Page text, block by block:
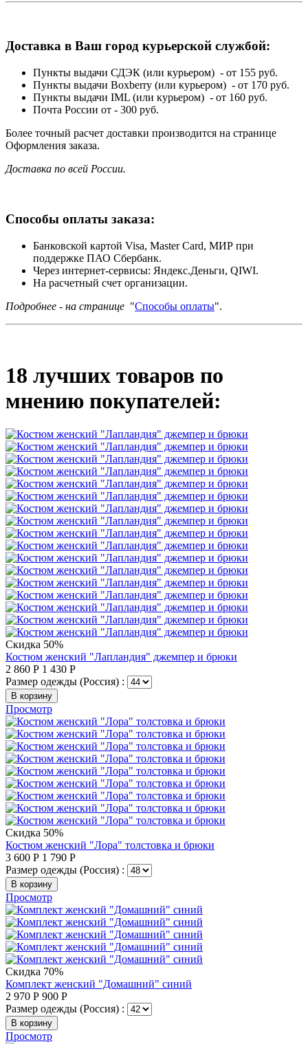
Доставка в Ваш город курьерской службой:
Пункты выдачи СДЭК (или курьером) - от 155 руб.
Пункты выдачи Boxberry (или курьером) - от 170 руб.
Пункты выдачи IML (или курьером) - от 160 руб.
Почта России от - 300 руб.
Более точный расчет доставки производится на странице
Оформления заказа.
Доставка по всей России.
Способы оплаты заказа:
Банковской картой Visa, Master Card, МИР при
поддержке ПАО Сбербанк.
Через интернет-сервисы: Яндекс.Деньги, QIWI.
На расчетный счет организации.
Подробнее - на странице "Способы оплаты".
18 лучших товаров по
мнению покупателей:
Скидка 50%
Костюм женский "Лапландия" джемпер и брюки
2 860 Р 1 430 Р
Размер одежды (Россия) :
В корзину
Просмотр
Скидка 50%
Костюм женский "Лора" толстовка и брюки
3 600 Р 1 790 Р
Размер одежды (Россия) :
В корзину
Просмотр
Скидка 70%
Комплект женский "Домашний" синий
2 970 Р 900 Р
Размер одежды (Россия) :
В корзину
Просмотр